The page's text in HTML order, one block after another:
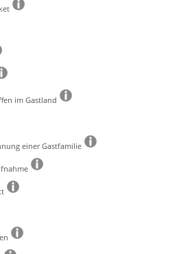
im Gastland
einer Gastfamilie